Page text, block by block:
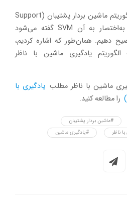
در این مطلب سعی کردیم الگوریتم ماشین بردار پشتیبان (Support
Vector Machines) را که به‌اختصار به آن SVM گفته می‌شود
دهیم. همان‌طور که اشاره کردیم،
یادگیری ماشین با ناظر
ماشین با ناظر مطلب یادگیری با
را مطالعه کنید.
#ماشین بردار پشتیبان
ناظر #یادگیری ماشین